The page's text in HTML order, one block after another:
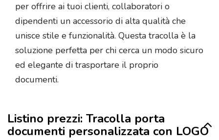
per offrire ai tuoi clienti, collaboratori o
dipendenti un accessorio di alta qualità che
unisce stile e funzionalità. Questa tracolla è la
soluzione perfetta per chi cerca un modo sicuro
ed elegante di trasportare il proprio
documenti.
Listino prezzi: Tracolla porta
documenti personalizzata con LOGO